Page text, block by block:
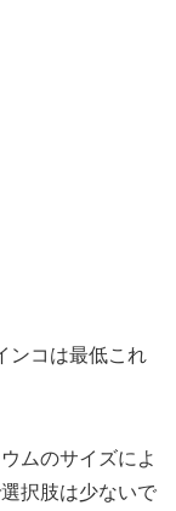
ンコは最低これ
ムのサイズによ
択肢は少ないで